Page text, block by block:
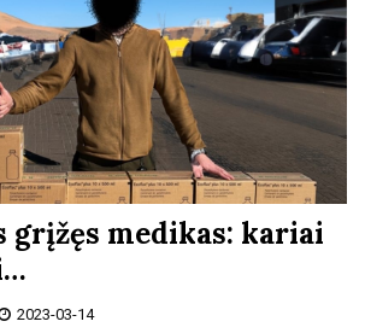
grįžęs medikas: kariai
2023-03-14